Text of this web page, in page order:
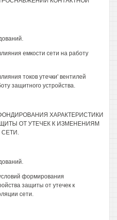
емкости сети на работу
токов утечки' вентилей
защитного устройства.
ХАРАКТЕРИСТИКИ
ОТ УТЕЧЕК К ИЗМЕНЕНИЯМ
формирования
защиты от утечек к
сети.